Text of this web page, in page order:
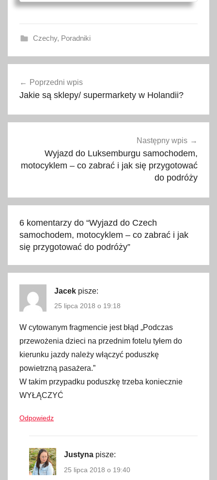
Czechy, Poradniki
a
c
b
r
a
ć
c
h
y
,
d
o
t
wpisu
Poprzedni wpis
Jakie są sklepy/ supermarkety w Holandii?
Następny wpis
Wyjazd do Luksemburgu samochodem,
motocyklem – co zabrać i jak się przygotować
do podróży
6 komentarzy do “Wyjazd do Czech
samochodem, motocyklem – co zabrać i jak
się przygotować do podróży”
Jacek pisze:
25 lipca 2018 o 19:18
W cytowanym fragmencie jest błąd „Podczas
przewożenia dzieci na przednim fotelu tyłem do
kierunku jazdy należy włączyć poduszkę
powietrzną pasażera.”
W takim przypadku poduszkę trzeba koniecznie
WYŁĄCZYĆ
Odpowiedz
Justyna pisze:
25 lipca 2018 o 19:40